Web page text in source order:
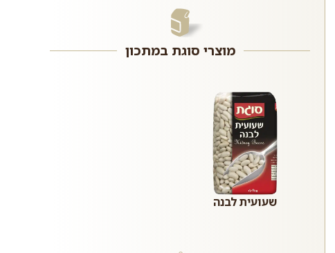
מוצרי סוגת במתכון
שעועית לבנה